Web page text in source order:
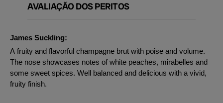
AVALIAÇÃO DOS PERITOS
James Suckling:
A fruity and flavorful champagne brut with poise and volume.
The nose showcases notes of white peaches, mirabelles and
some sweet spices. Well balanced and delicious with a vivid,
fruity finish.